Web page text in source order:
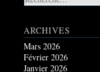
ARCHIVES
Mars 2026
Février 2026
Janvier 2026